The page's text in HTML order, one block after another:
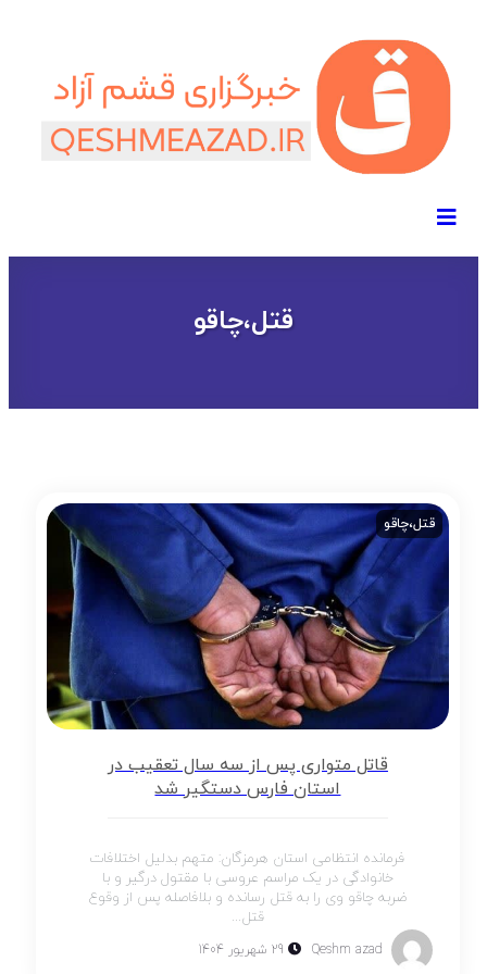
قتل،چاقو
قتل،چاقو
قاتل متواری پس از سه سال تعقیب در
استان فارس دستگیر شد
فرمانده انتظامی استان هرمزگان: متهم بدلیل اختلافات
خانوادگی در یک مراسم عروسی با مقتول درگیر و با
ضربه چاقو وی را به قتل رسانده و بلافاصله پس از وقوع
قتل...
Qeshm azad